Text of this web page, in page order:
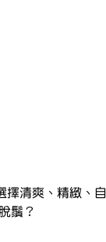
清爽、精緻、自
鬚？